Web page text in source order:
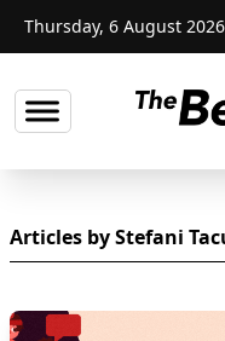
Thursday, 6 August 2026
Articles by Stefani